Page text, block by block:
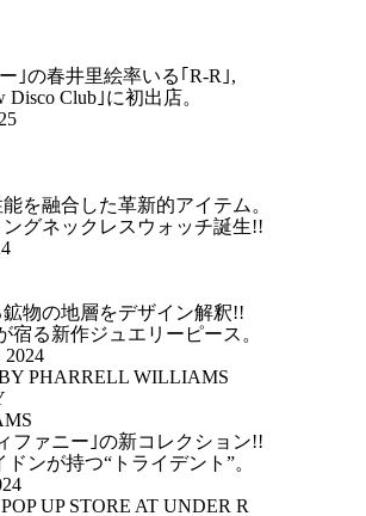
｣の春井里絵率いる｢R-R｣,
Club｣に初出店。
を融合した革新的アイテム。
グネックレスウォッチ誕生!!
物の地層をデザイン解釈!!
宿る新作ジュエリーピース。
2024
ファニー｣の新コレクション!!
ンが持つ“トライデント”。